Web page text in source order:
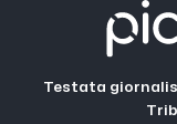
Testata